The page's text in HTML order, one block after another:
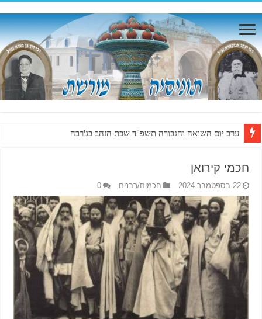
ערב יום השואה והגבורה תשפ"ד שבת הזהב בג'רבה
חכמי קירואן
22 בספטמבר 2024 חכמים/רבנים 0